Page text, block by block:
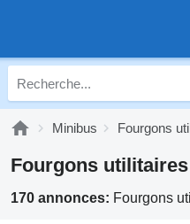
Minibus Fourgons
Fourgons
170 annonces: Fourgons